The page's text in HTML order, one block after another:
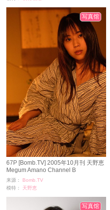
浏览：1312
67P [Bomb.TV] 2005年10月刊 天野恵
Megum Amano Channel B
来源：
Bomb.TV
模特：
天野恵
写真馆
写真馆